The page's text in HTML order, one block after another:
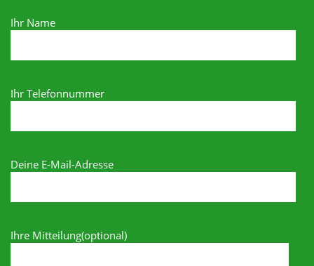
Ihr Name
Ihr Telefonnummer
Deine E-Mail-Adresse
Ihre Mitteilung(optional)